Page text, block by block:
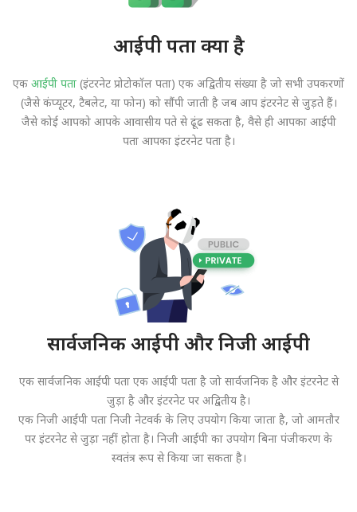
आईपी पता क्या है
एक आईपी पता (इंटरनेट प्रोटोकॉल पता) एक अद्वितीय संख्या है जो सभी उपकरणों
(जैसे कंप्यूटर, टैबलेट, या फोन) को सौंपी जाती है जब आप इंटरनेट से जुड़ते हैं।
जैसे कोई आपको आपके आवासीय पते से ढूंढ सकता है, वैसे ही आपका आईपी
पता आपका इंटरनेट पता है।
सार्वजनिक आईपी और निजी आईपी
एक सार्वजनिक आईपी पता एक आईपी पता है जो सार्वजनिक है और इंटरनेट से
जुड़ा है और इंटरनेट पर अद्वितीय है।
एक निजी आईपी पता निजी नेटवर्क के लिए उपयोग किया जाता है, जो आमतौर
पर इंटरनेट से जुड़ा नहीं होता है। निजी आईपी का उपयोग बिना पंजीकरण के
स्वतंत्र रूप से किया जा सकता है।